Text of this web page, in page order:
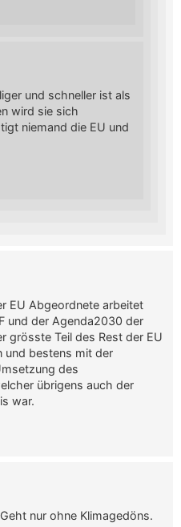
und schneller ist als
wird sie sich
niemand die EU und
EU Abgeordnete arbeitet
und der Agenda2030 der
grösste Teil des Rest der EU
und bestens mit der
des
übrigens auch der
war.
nur ohne Klimagedöns.